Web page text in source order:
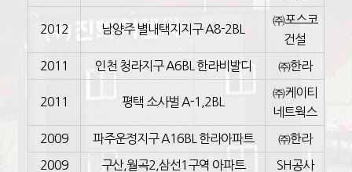
2012 남양주 별내택지지구 A8-2BL
㈜포스코
건설
2011 인천 청라지구 A6BL 한라비발디 ㈜한라
2011 평택 소사벌 A-1,2BL
㈜케이티
네트웍스
2009 파주운정지구 A16BL 한라아파트 ㈜한라
2009 구산,월곡2,삼선1구역 아파트 SH공사